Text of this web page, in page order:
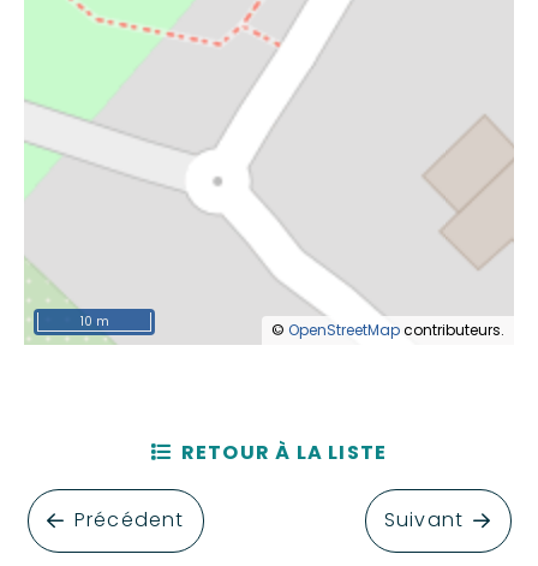
© OpenStreetMapcontributeurs.
10 m
Précédent
RETOUR À LA LISTE
Suivant